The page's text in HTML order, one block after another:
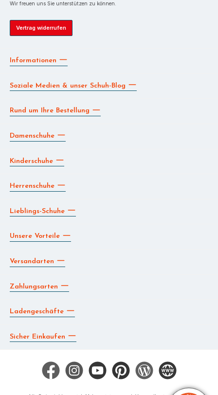
Wir freuen uns Sie unterstützen zu können.
Vertrag widerrufen
Informationen
Soziale Medien & unser Schuh-Blog
Rund um Ihre Bestellung
Damenschuhe
Kinderschuhe
Herrenschuhe
Lieblings-Schuhe
Unsere Vorteile
Versandarten
Zahlungsarten
Ladengeschäfte
Sicher Einkaufen
Facebook Instagram YouTube Pinterest Blog Die BERG App